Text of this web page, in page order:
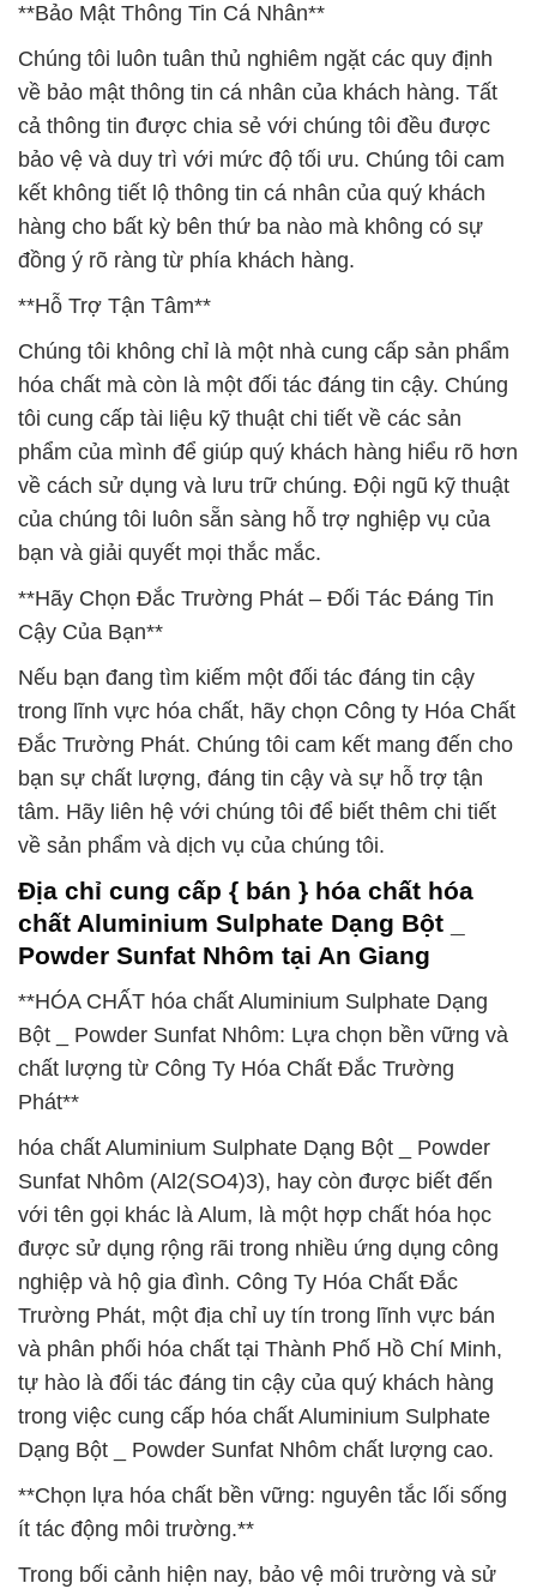
**Bảo Mật Thông Tin Cá Nhân**
Chúng tôi luôn tuân thủ nghiêm ngặt các quy định
về bảo mật thông tin cá nhân của khách hàng. Tất
cả thông tin được chia sẻ với chúng tôi đều được
bảo vệ và duy trì với mức độ tối ưu. Chúng tôi cam
kết không tiết lộ thông tin cá nhân của quý khách
hàng cho bất kỳ bên thứ ba nào mà không có sự
đồng ý rõ ràng từ phía khách hàng.
**Hỗ Trợ Tận Tâm**
Chúng tôi không chỉ là một nhà cung cấp sản phẩm
hóa chất mà còn là một đối tác đáng tin cậy. Chúng
tôi cung cấp tài liệu kỹ thuật chi tiết về các sản
phẩm của mình để giúp quý khách hàng hiểu rõ hơn
về cách sử dụng và lưu trữ chúng. Đội ngũ kỹ thuật
của chúng tôi luôn sẵn sàng hỗ trợ nghiệp vụ của
bạn và giải quyết mọi thắc mắc.
**Hãy Chọn Đắc Trường Phát – Đối Tác Đáng Tin
Cậy Của Bạn**
Nếu bạn đang tìm kiếm một đối tác đáng tin cậy
trong lĩnh vực hóa chất, hãy chọn Công ty Hóa Chất
Đắc Trường Phát. Chúng tôi cam kết mang đến cho
bạn sự chất lượng, đáng tin cậy và sự hỗ trợ tận
tâm. Hãy liên hệ với chúng tôi để biết thêm chi tiết
về sản phẩm và dịch vụ của chúng tôi.
Địa chỉ cung cấp { bán } hóa chất hóa
chất Aluminium Sulphate Dạng Bột _
Powder Sunfat Nhôm tại An Giang
**HÓA CHẤT hóa chất Aluminium Sulphate Dạng
Bột _ Powder Sunfat Nhôm: Lựa chọn bền vững và
chất lượng từ Công Ty Hóa Chất Đắc Trường
Phát**
hóa chất Aluminium Sulphate Dạng Bột _ Powder
Sunfat Nhôm (Al2(SO4)3), hay còn được biết đến
với tên gọi khác là Alum, là một hợp chất hóa học
được sử dụng rộng rãi trong nhiều ứng dụng công
nghiệp và hộ gia đình. Công Ty Hóa Chất Đắc
Trường Phát, một địa chỉ uy tín trong lĩnh vực bán
và phân phối hóa chất tại Thành Phố Hồ Chí Minh,
tự hào là đối tác đáng tin cậy của quý khách hàng
trong việc cung cấp hóa chất Aluminium Sulphate
Dạng Bột _ Powder Sunfat Nhôm chất lượng cao.
**Chọn lựa hóa chất bền vững: nguyên tắc lối sống
ít tác động môi trường.**
Trong bối cảnh hiện nay, bảo vệ môi trường và sử